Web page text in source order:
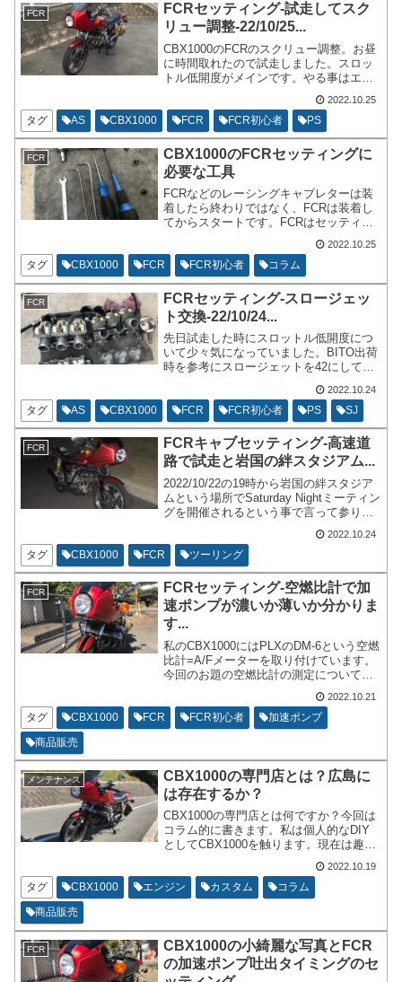
FCR
FCRセッティング-試走してスク
リュー調整-22/10/25...
CBX1000のFCRのスクリュー調整。お昼
に時間取れたので試走しました。スロッ
トル低開度がメインです。やる事はエア
整とアイドリングの高さを調整です。私
のCBX1000は2股のスロットルワイヤー
です。アイドリングストップスクリュー
が２つあります。バキュームゲージも利
用してアイドリングの調整を行っていま
す。
2022.10.25
タグ AS CBX1000 FCR FCR初心者 PS
FCR
CBX1000のFCRセッティングに
必要な工具
FCRなどのレーシングキャブレターは装
着したら終わりではなく、FCRは装着し
てからスタートです。FCRはセッティン
グをしてからがスタートでございます。
今回はCBX1000のFCRセッティングで使
っている工具を案内します。他の車輌の
FCRユーザーの参考にもなると思いま
す。セッティングがメインなので、完全
に分解しようと思うと別途工具が必要に
なりますが、セッティングをするという
点においての工具の案内です。
2022.10.25
タグ CBX1000 FCR FCR初心者 コラム
FCR
FCRセッティング-スロージェッ
ト交換-22/10/24...
先日試走した時にスロットル低開度につ
いて少々気になっていました。BITO出荷
時を参考にスロージェットを42にしてい
せいか、季節のせいか、スロットル全閉
めから発進についてパワーが弱い部分が
あったり、一瞬だけ薄い空燃比を指した
りしてあまり気持ちが良くない状態だっ
たので、スロージェットを42から48に変
更しました。
2022.10.24
タグ AS CBX1000 FCR FCR初心者 PS SJ
FCR
FCRキャブセッティング-高速道
路で試走と岩国の絆スタジアム...
2022/10/22の19時から岩国の絆スタジア
ムという場所でSaturday Nightミーティン
グを開催されるという事で言って参りま
色々空燃比計を見ながら走ったり、加速
ポンプの効き具合を意識したながら走っ
てまいりました。
2022.10.24
タグ CBX1000 FCR ツーリング
FCR
FCRセッティング-空燃比計で加
速ポンプが濃いか薄いか分かりま
す...
私のCBX1000にはPLXのDM-6という空燃
比計=A/Fメーターを取り付けています。
今回のお題の空燃比計の測定については
た方がよいです。CBX1000の3連メータ
ーのアナログ電圧計を取り外して装着し
ています。
2022.10.21
タグ CBX1000 FCR FCR初心者
加速ポンプ
商品販売
メンテナンス
CBX1000の専門店とは？広島に
は存在するか？
CBX1000の専門店とは何ですか？今回は
コラム的に書きます。私は個人的なDIY
としてCBX1000を触ります。現在は趣味
と言えます。メンテナンスをしてくれる
だけでCBX1000の専門店というわけでは
ございません。そういった所を記載して
いきます。
2022.10.19
タグ CBX1000 エンジン カスタム
コラム
商品販売
FCR
CBX1000の小綺麗な写真とFCR
の加速ポンプ吐出タイミングのセ